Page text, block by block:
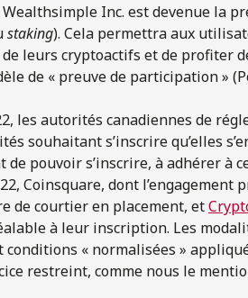
Inc. est devenue la
staking). Cela permettra aux
leurs cryptoactifs et de profiter
de « preuve de participation »
les autorités canadiennes de
souhaitant s’inscrire qu’elles
de pouvoir s’inscrire, à adhérer à
Coinsquare, dont
de courtier en placement, et
à leur inscription. Les
« normalisées »
restreint, comme nous le